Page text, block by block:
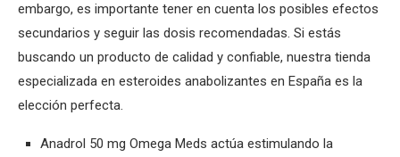
embargo, es importante tener en cuenta los posibles efectos
secundarios y seguir las dosis recomendadas. Si estás
buscando un producto de calidad y confiable, nuestra tienda
especializada en esteroides anabolizantes en España es la
elección perfecta.
Anadrol 50 mg Omega Meds actúa estimulando la